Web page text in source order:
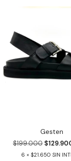
Gesten
$199.000
6
$21.650